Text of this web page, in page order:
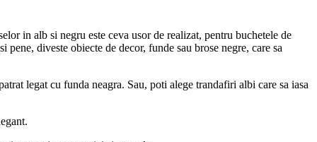
in alb si negru este ceva usor de realizat, pentru buchetele de
diveste obiecte de decor, funde sau brose negre, care sa
legat cu funda neagra. Sau, poti alege trandafiri albi care sa iasa